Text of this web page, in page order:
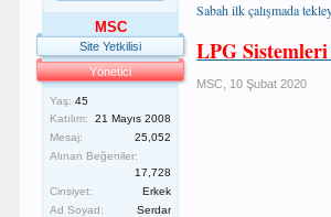
MSC
Site Yetkilisi
Yönetici
Yaş: 45
Katılım:
21 Mayıs 2008
Mesaj:
25,052
Alınan Beğeniler:
17,728
Cinsiyet:
Erkek
Ad Soyad:
Serdar
Sabah ilk çalışmada
LPG
MSC 10 Şubat 2020